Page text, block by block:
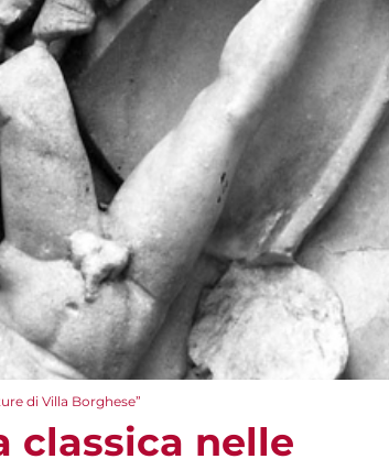
di Villa Borghese”
classica nelle